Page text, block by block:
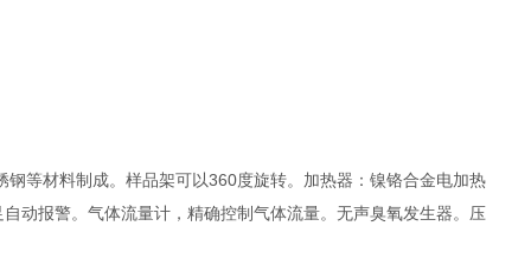
等材料制成。样品架可以360度旋转。加热器：镍铬合金电加热
动报警。气体流量计，精确控制气体流量。无声臭氧发生器。压